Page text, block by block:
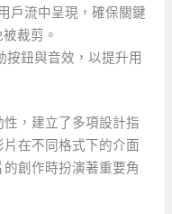
戶流中呈現，確保關鍵
裁剪。
按鈕與音效，以提升用
，建立了多項設計指
在不同格式下的介面
創作時扮演著重要角